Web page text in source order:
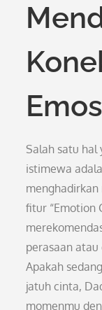
Salah satu hal
istimewa
menghadirkan
fitur “Emotion
perasaan atau
Apakah
jatuh cinta,
momenmu